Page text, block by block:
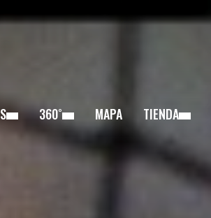
360˚ MAPA TIENDA